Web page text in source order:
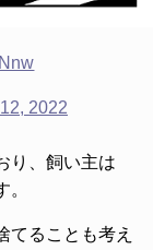
2022
り、飼い主は
てることも考え